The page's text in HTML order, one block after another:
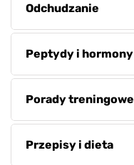
Odchudzanie
Peptydy i hormony
Porady treningowe
Przepisy i dieta